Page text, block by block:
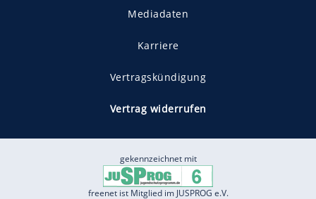
Mediadaten
Karriere
Vertragskündigung
Vertrag widerrufen
gekennzeichnet mit
freenet ist Mitglied im JUSPROG e.V.